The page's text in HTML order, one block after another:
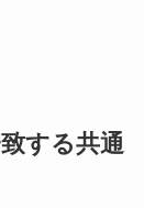
する共通